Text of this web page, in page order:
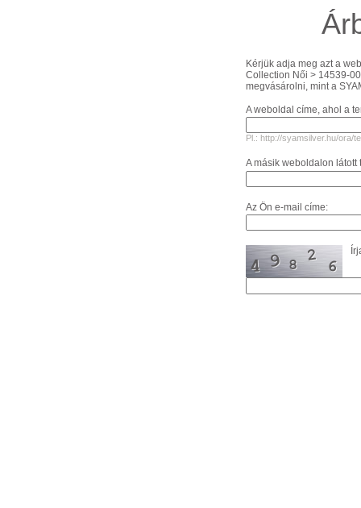
Kérjük adja meg azt a
Collection Női > 14539-
megvásárolni, mint a
A weboldal címe, ahol a
Pl.: http://syamsilver.hu/ora/
A másik weboldalon látott
Az Ön e-mail címe: